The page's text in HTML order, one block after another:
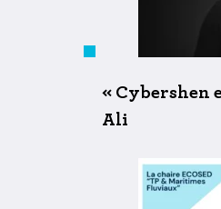
« Cybershen
Ali